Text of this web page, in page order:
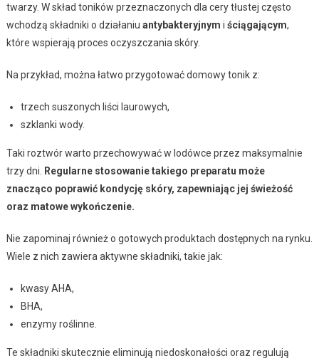
twarzy. W skład toników przeznaczonych dla cery tłustej często
wchodzą składniki o działaniu antybakteryjnym i ściągającym,
które wspierają proces oczyszczania skóry.
Na przykład, można łatwo przygotować domowy tonik z:
trzech suszonych liści laurowych,
szklanki wody.
Taki roztwór warto przechowywać w lodówce przez maksymalnie
trzy dni.
Regularne stosowanie takiego preparatu może
znacząco poprawić kondycję skóry, zapewniając jej świeżość
oraz matowe wykończenie.
Nie zapominaj również o gotowych produktach dostępnych na rynku.
Wiele z nich zawiera aktywne składniki, takie jak:
kwasy AHA,
BHA,
enzymy roślinne.
Te składniki skutecznie eliminują niedoskonałości oraz regulują